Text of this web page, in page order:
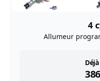
4
Allumeur